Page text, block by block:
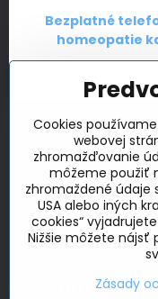
Ako vyriešiť
Objednajte
+421 904 632
Adresa
28. októbra 12
Trenčín
Ostaňme v
Cookies
webovej
zhromažďovanie
môžeme použiť
zhromaždené údaje
USA alebo iných
cookies“
Nižšie môžete
Zásady
Bezplatné
homeopatie